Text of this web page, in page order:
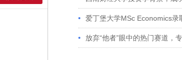
校多份Offer
爱丁堡大学MSc Economics录
放弃“他者”眼中的热门赛道，